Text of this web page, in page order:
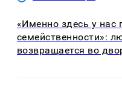
«Именно здесь у
семейственности»:
возвращается во